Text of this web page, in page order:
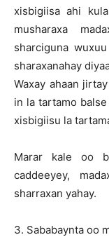
xisbigiisa ahi
musharaxa
sharciguna
sharaxanahay
Waxay ahaan
in la tartamo
xisbigiisu la
Marar kale oo
caddeeyey,
sharraxan yahay.
3. Sababaynta oo